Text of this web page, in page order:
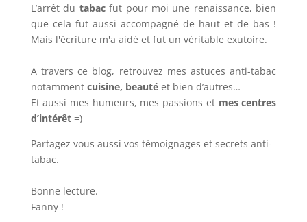
L’arrêt du tabacfut pour moi une renaissance, bien
que cela fut aussi accompagné de haut et de bas !
Mais l'écriture m'a aidé et fut un véritable exutoire.
A travers ce blog, retrouvez mes astuces anti-tabac
notamment cuisine, beautéet bien d’autres…
Et aussi mes humeurs, mes passions et mes centres
d’intérêt=)
Partagez vous aussi vos témoignages et secrets anti-
tabac.
Bonne lecture.
Fanny !